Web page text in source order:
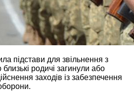
підстави для звільнення з
родичі загинули або
заходів із забезпечення